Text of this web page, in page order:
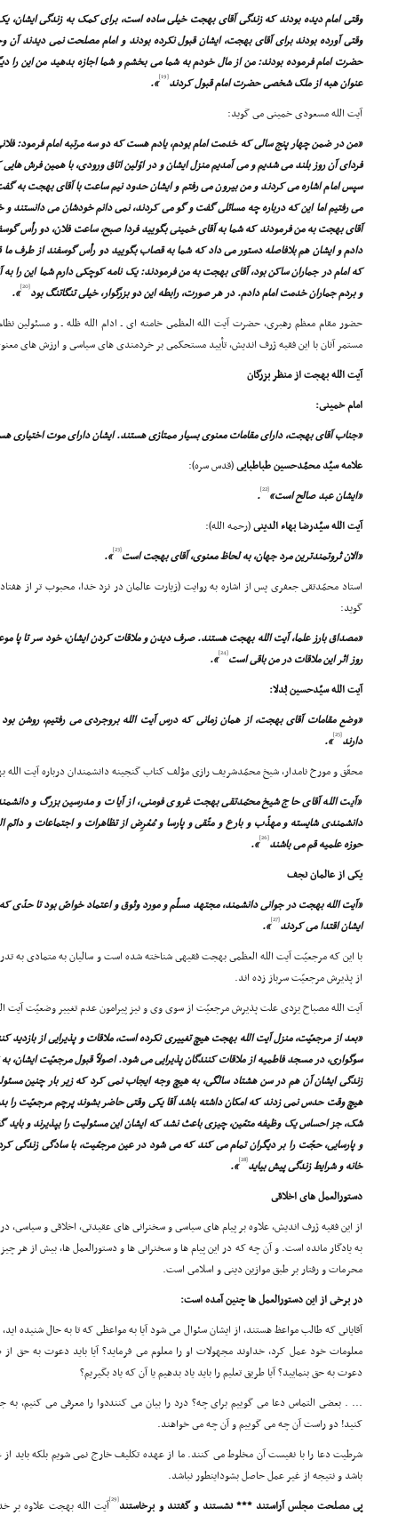
وقتى امام دیده بودند که زندگى آقاى بهجت خیلى ساده است، براى کمک به زندگى ایشان،
وقتى آورده بودند براى آقاى بهجت، ایشان قبول نکرده بودند و امام مصلحت نمى دیدند آن
حضرت امام فرموده بودند: من از مال خودم به شما مى بخشم و شما اجازه بدهید من این را
عنوان هبه از ملک شخصى حضرت امام قبول کردند[19]
».
آیت الله مسعودى خمینى مى گوید:
«من در ضمن چهار پنج سالى که خدمت امام بودم، یادم هست که دو سه مرتبه امام فرمود:
فرداى آن روز بلند مى شدیم و مى آمدیم منزل ایشان و در اوّلین اتاق ورودى، با همین فرش
سپس امام اشاره مى کردند و من بیرون مى رفتم و ایشان حدود نیم ساعت با آقاى بهجت به
آقاى بهجت به من فرمودند که شما به آقاى خمینى بگویید فردا صبح، ساعت فلان، دو رأس
دادم و ایشان هم بلافاصله دستور مى داد که شما به قصاب بگویید دو رأس گوسفند از طرف ما
که امام در جماران ساکن بود، آقاى بهجت به من فرمودند: یک نامه کوچکى دارم شما این را به
و بردم جماران خدمت امام دادم. در هر صورت، رابطه این دو بزرگوار، خیلى تنگاتنگ بود[20]
».
حضور مقام معظم رهبرى، حضرت آیت الله العظمى خامنه اى ـ ادام الله ظله ـ و مسئولین
مستمر آنان با این فقیه ژرف اندیش، تأیید مستحکمى بر خردمندى هاى سیاسى و ارزش هاى
آیت الله بهجت از منظر بزرگان
امام خمینى:
«جناب آقاى بهجت، داراى مقامات معنوى بسیار ممتازى هستند. ایشان داراى موت اختیارى
علامه سیّد محمّدحسین طباطبایى(قدس سره):
«ایشان عبد صالح است»[22]
.
آیت الله سیّدرضا بهاء الدینى(رحمه الله):
«الان ثروتمندترین مرد جهان، به لحاظ معنوى، آقاى بهجت است[23]
».
استاد محمّدتقى جعفرى پس از اشاره به روایت (زیارت عالمان در نزد خدا، محبوب تر از
گوید:
«مصداق بارز علما، آیت الله بهجت هستند. صرف دیدن و ملاقات کردن ایشان، خود سر تا پا
روز اثر این ملاقات در من باقى است[24]
».
آیت الله سیّدحسین بُدلا:
«وضع مقامات آقاى بهجت، از همان زمانى که درس آیت الله بروجردى مى رفتیم، روشن بود
دارند[25]
».
محقّق و مورخ نامدار، شیخ محمّدشریف رازى مؤلف کتاب گنجینه دانشمندان درباره آیت
«آیت الله آقاى حاج شیخ محمّدتقى بهجت غروى فومنى، از آیات و مدرسین بزرگ و
دانشمندى شایسته و مهذّب و بارع و متّقى و پارسا و مُعْرِض از تظاهرات و اجتماعات و دائم
حوزه علمیه قم مى باشند[26]
».
یکى از عالمان نجف
«آیت الله بهجت در جوانى دانشمند، مجتهد مسلّم و مورد وثوق و اعتماد خواصّ بود تا حدّى که
ایشان اقتدا مى کردند[27]
».
با این که مرجعیّت آیت الله العظمى بهجت فقیهى شناخته شده است و سالیان به متمادى به
از پذیرش مرجعیّت سرباز زده اند.
آیت الله مصباح یزدى علت پذیرش مرجعیّت از سوى وى و نیز پیرامون عدم تغییر وضعیّت آیت
«بعد از مرجعیّت، منزل آیت الله بهجت هیچ تغییرى نکرده است، ملاقات و پذیرایى از بازدید
سوگوارى، در مسجد فاطمیه از ملاقات کنندگان پذیرایى مى شود. اصولاً قبول مرجعیّت ایشان،
زندگى ایشان آن هم در سن هشتاد سالگى، به هیچ وجه ایجاب نمى کرد که زیر بار چنین
هیچ وقت حدس نمى زدند که امکان داشته باشد آقا یکى وقتى حاضر بشوند پرچم مرجعیّت را
شک، جز احساس یک وظیفه متعّین، چیزى باعث نشد که ایشان این مسئولیت را بپذیرند و باید
و پارسایى، حجّت را بر دیگران تمام مى کند که مى شود در عین مرجعّیت، با سادگى زندگى
خانه و شرایط زندگى پیش بیاید[28]
».
دستورالعمل هاى اخلاقى
از این فقیه ژرف اندیش، علاوه بر پیام هاى سیاسى و سخنرانى هاى عقیدتى، اخلاقى و سیاسى،
به یادگار مانده است. و آن چه که در این پیام ها و سخنرانى ها و دستورالعمل ها، بیش از هر
محرمات و رفتار بر طبق موازین دینى و اسلامى است.
در برخى از این دستورالعمل ها چنین آمده است:
آقایانى که طالب مواعظ هستند، از ایشان سئوال مى شود آیا به مواعظى که تا به حال شنیده
معلومات خود عمل کرد، خداوند مجهولات او را معلوم مى فرماید؟ آیا باید دعوت به حق از
دعوت به حق بنمایید؟ آیا طریق تعلیم را باید یاد بدهیم یا آن که یاد بگیریم؟
... . بعضى التماس دعا مى گوییم براى چه؟ درد را بیان مى کننددوا را معرفى مى کنیم، به
کنید! دو راست آن چه مى گوییم و آن چه مى خواهند.
شرطیت دعا را با نفیست آن مخلوط مى کنند. ما از عهده تکلیف خارج نمى شویم بلکه باید
باشد و نتیجه از غیر عمل حاصل بشوداینطور نباشد.
پى مصلحت مجلس آراستند *** نشستند و گفتند و برخاستند[29]
آیت الله بهجت علاوه بر